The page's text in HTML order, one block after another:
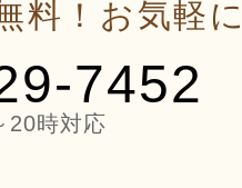
料！お気軽
7452
20時対応